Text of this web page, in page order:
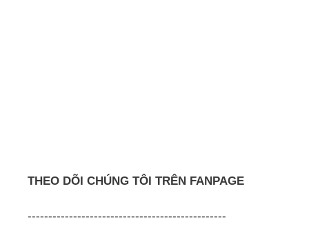
THEO DÕI CHÚNG TÔI TRÊN FANPAGE
------------------------------------------------